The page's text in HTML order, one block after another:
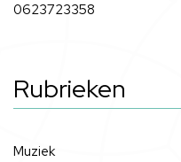
0623723358
Rubrieken
Muziek